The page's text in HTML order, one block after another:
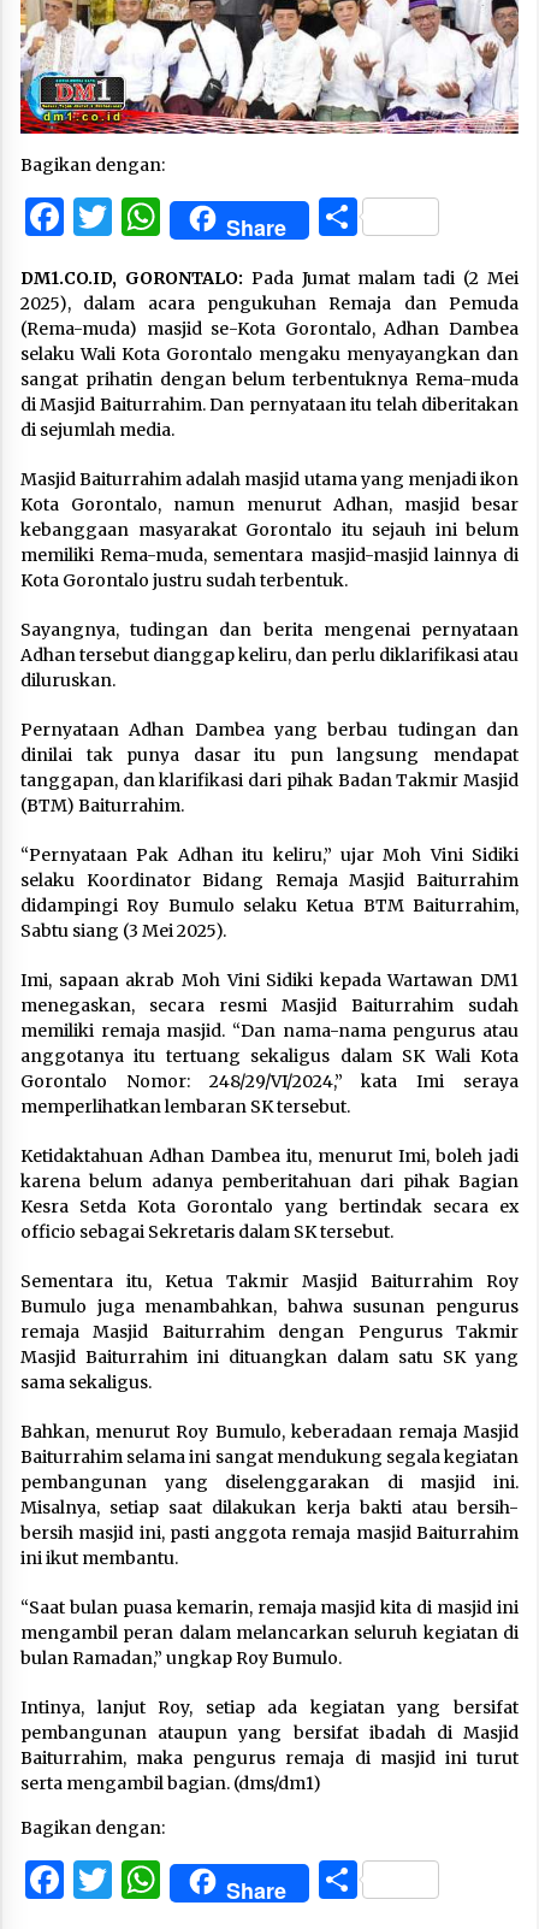
Bagikan dengan:
Facebook
Twitter
WhatsApp
Share Share
DM1.CO.ID, GORONTALO: Pada Jumat malam tadi (2 Mei
2025), dalam acara pengukuhan Remaja dan Pemuda
(Rema-muda) masjid se-Kota Gorontalo, Adhan Dambea
selaku Wali Kota Gorontalo mengaku menyayangkan dan
sangat prihatin dengan belum terbentuknya Rema-muda
di Masjid Baiturrahim. Dan pernyataan itu telah diberitakan
di sejumlah media.
Masjid Baiturrahim adalah masjid utama yang menjadi ikon
Kota Gorontalo, namun menurut Adhan, masjid besar
kebanggaan masyarakat Gorontalo itu sejauh ini belum
memiliki Rema-muda, sementara masjid-masjid lainnya di
Kota Gorontalo justru sudah terbentuk.
Sayangnya, tudingan dan berita mengenai pernyataan
Adhan tersebut dianggap keliru, dan perlu diklarifikasi atau
diluruskan.
Pernyataan Adhan Dambea yang berbau tudingan dan
dinilai tak punya dasar itu pun langsung mendapat
tanggapan, dan klarifikasi dari pihak Badan Takmir Masjid
(BTM) Baiturrahim.
“Pernyataan Pak Adhan itu keliru,” ujar Moh Vini Sidiki
selaku Koordinator Bidang Remaja Masjid Baiturrahim
didampingi Roy Bumulo selaku Ketua BTM Baiturrahim,
Sabtu siang (3 Mei 2025).
Imi, sapaan akrab Moh Vini Sidiki kepada Wartawan DM1
menegaskan, secara resmi Masjid Baiturrahim sudah
memiliki remaja masjid. “Dan nama-nama pengurus atau
anggotanya itu tertuang sekaligus dalam SK Wali Kota
Gorontalo Nomor: 248/29/VI/2024,” kata Imi seraya
memperlihatkan lembaran SK tersebut.
Ketidaktahuan Adhan Dambea itu, menurut Imi, boleh jadi
karena belum adanya pemberitahuan dari pihak Bagian
Kesra Setda Kota Gorontalo yang bertindak secara ex
officio sebagai Sekretaris dalam SK tersebut.
Sementara itu, Ketua Takmir Masjid Baiturrahim Roy
Bumulo juga menambahkan, bahwa susunan pengurus
remaja Masjid Baiturrahim dengan Pengurus Takmir
Masjid Baiturrahim ini dituangkan dalam satu SK yang
sama sekaligus.
Bahkan, menurut Roy Bumulo, keberadaan remaja Masjid
Baiturrahim selama ini sangat mendukung segala kegiatan
pembangunan yang diselenggarakan di masjid ini.
Misalnya, setiap saat dilakukan kerja bakti atau bersih-
bersih masjid ini, pasti anggota remaja masjid Baiturrahim
ini ikut membantu.
“Saat bulan puasa kemarin, remaja masjid kita di masjid ini
mengambil peran dalam melancarkan seluruh kegiatan di
bulan Ramadan,” ungkap Roy Bumulo.
Intinya, lanjut Roy, setiap ada kegiatan yang bersifat
pembangunan ataupun yang bersifat ibadah di Masjid
Baiturrahim, maka pengurus remaja di masjid ini turut
serta mengambil bagian. (dms/dm1)
Bagikan dengan:
Facebook
Twitter
WhatsApp
Share Share